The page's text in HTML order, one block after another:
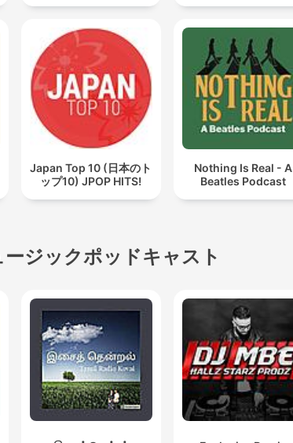
Japan Top 10 (日本のト
ップ10) JPOP HITS!
Nothing Is Real - A
Beatles Podcast
ジックポッドキャスト